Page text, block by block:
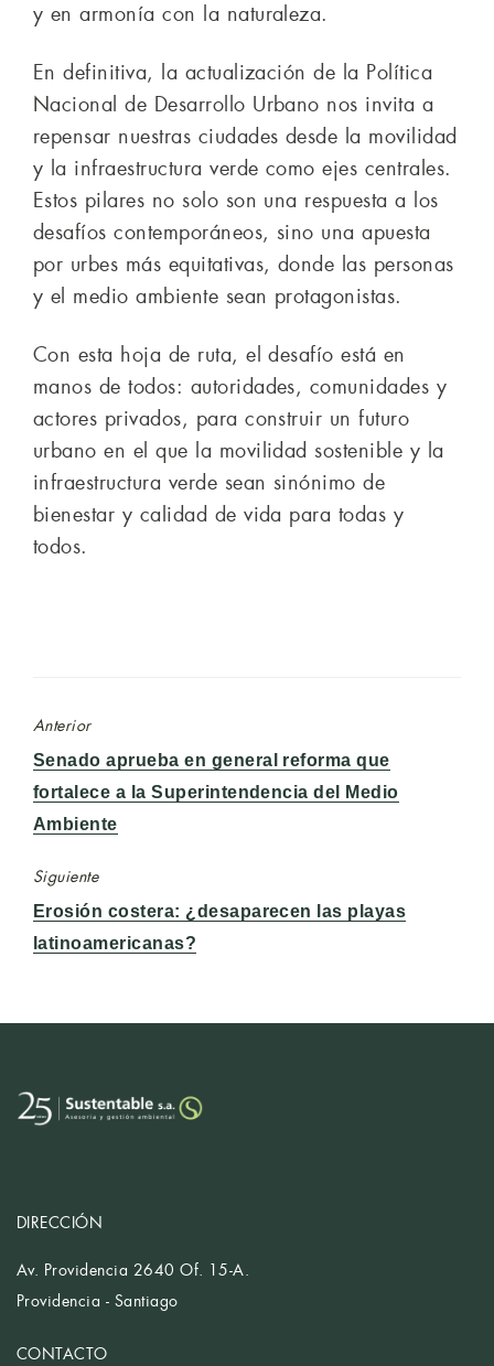
y en armonía con la naturaleza.
En definitiva, la actualización de la Política
Nacional de Desarrollo Urbano nos invita a
repensar nuestras ciudades desde la movilidad
y la infraestructura verde como ejes centrales.
Estos pilares no solo son una respuesta a los
desafíos contemporáneos, sino una apuesta
por urbes más equitativas, donde las personas
y el medio ambiente sean protagonistas.
Con esta hoja de ruta, el desafío está en
manos de todos: autoridades, comunidades y
actores privados, para construir un futuro
urbano en el que la movilidad sostenible y la
infraestructura verde sean sinónimo de
bienestar y calidad de vida para todas y
todos.
Anterior
Entrada
anterior:
Senado aprueba en general reforma que
fortalece a la Superintendencia del Medio
Ambiente
Siguiente
Entrada
siguiente:
Erosión costera: ¿desaparecen las playas
latinoamericanas?
DIRECCIÓN
Av. Providencia 2640 Of. 15-A.
Providencia - Santiago
CONTACTO